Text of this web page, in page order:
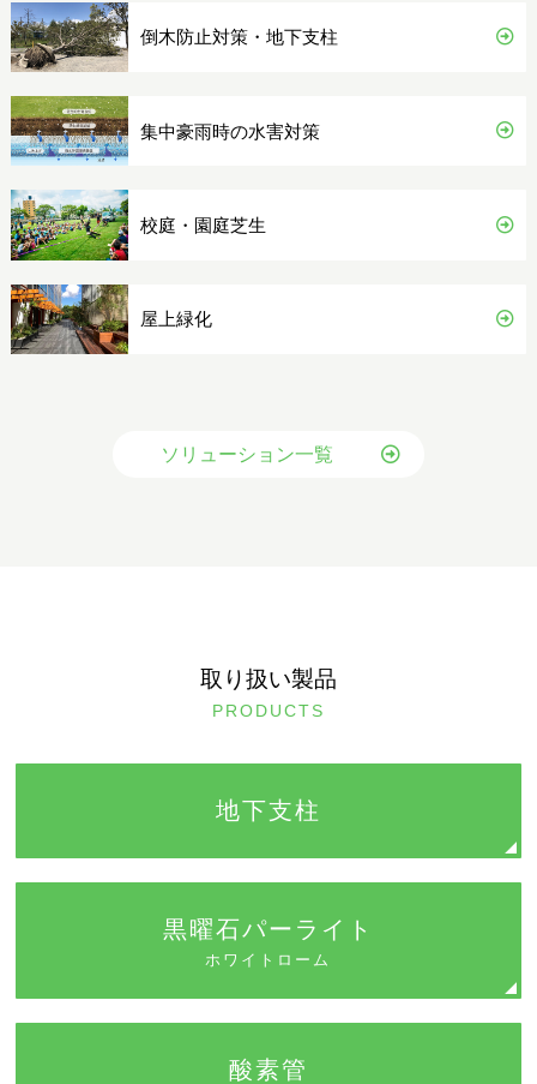
倒木防止対策・地下支柱
集中豪雨時の水害対策
校庭・園庭芝生
屋上緑化
ソリューション一覧
取り扱い製品
PRODUCTS
地下支柱
黒曜石パーライト
ホワイトローム
酸素管